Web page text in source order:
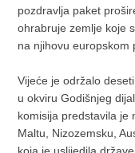
pozdravlja paket
ohrabruje zemlje koje
na njihovu europskom
Vijeće je održalo
u okviru Godišnjeg
komisija predstavila je
Maltu, Nizozemsku,
koja je uslijedila